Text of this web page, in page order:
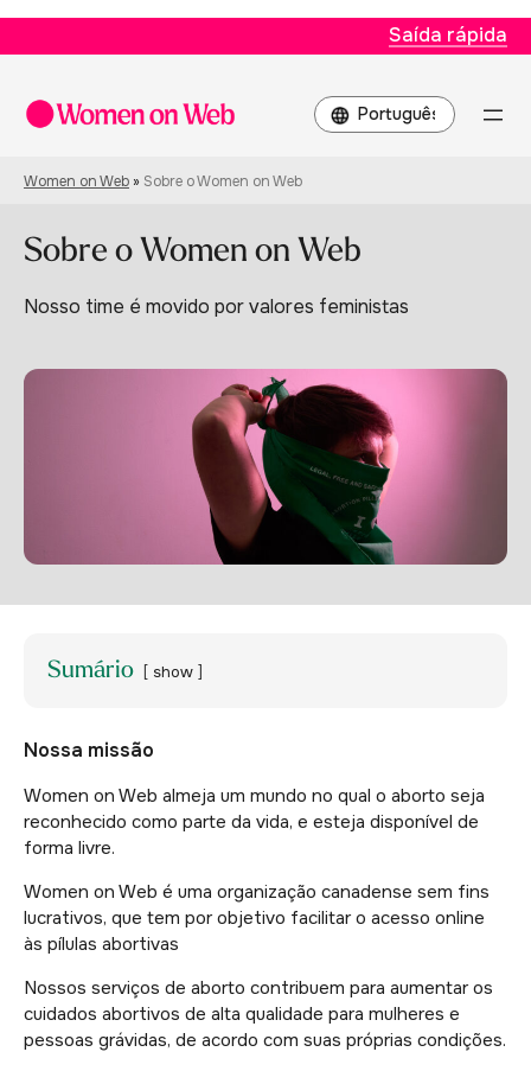
Saída rápida
Escolha
um
Women on Web » Sobre o Women on Web
Sobre o Women on Web
Nosso time é movido por valores feministas
Nossa missão
Women on Web almeja um mundo no qual o aborto seja
reconhecido como parte da vida, e esteja disponível de
forma livre.
Women on Web é uma organização canadense sem fins
lucrativos, que tem por objetivo facilitar o acesso online
às pílulas abortivas
Nossos serviços de aborto contribuem para aumentar os
cuidados abortivos de alta qualidade para mulheres e
pessoas grávidas, de acordo com suas próprias condições.
Sumário show